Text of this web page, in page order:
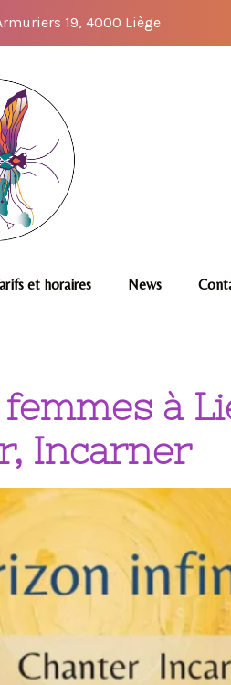
19, 4000 Liège
et horaires News
à
Incarner